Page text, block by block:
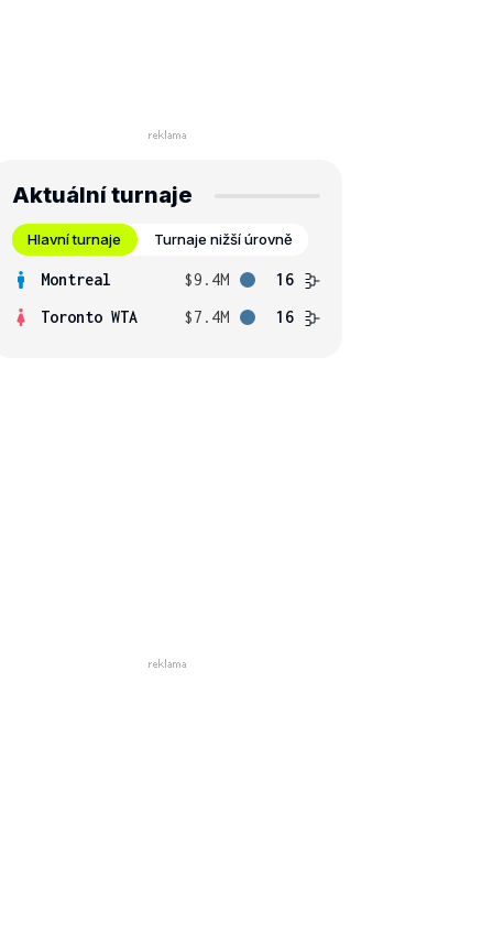
Aktuální turnaje
Hlavní turnaje Turnaje nižší úrovně
Montreal $9.4M
16
Toronto WTA
$7.4M 16